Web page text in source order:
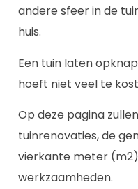
andere sfeer in de
huis.
Een tuin laten
hoeft niet veel te
Op deze pagina
tuinrenovaties, de
vierkante meter
werkzaamheden.